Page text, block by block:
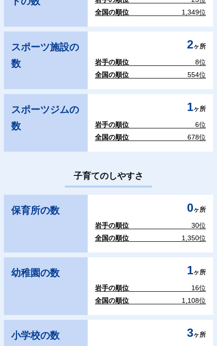
全国の順位
1,349位
スポーツ施設の
数
2ヶ所
岩手の順位
8位
全国の順位
554位
スポーツジムの
数
1ヶ所
岩手の順位
6位
全国の順位
678位
子育てのしやすさ
保育所の数 0ヶ所
岩手の順位
30位
全国の順位
1,350位
幼稚園の数 1ヶ所
岩手の順位
16位
全国の順位
1,108位
小学校の数 3ヶ所